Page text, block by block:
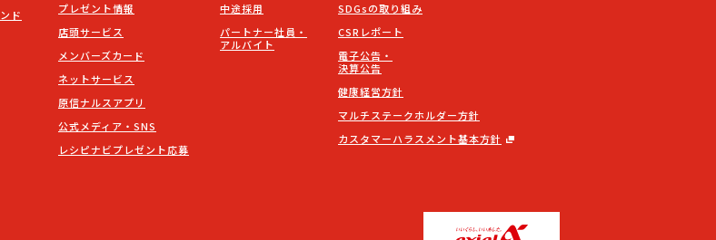
ド
プレゼント情報
店頭サービス
メンバーズカード
ネットサービス
原信ナルスアプリ
公式メディア・SNS
レシピナビプレゼント応募
中途採用
パートナー社員・
アルバイト
SDGsの取り組み
CSRレポート
電子公告・
決算公告
健康経営方針
マルチステークホルダー方針
カスタマーハラスメント基本方針